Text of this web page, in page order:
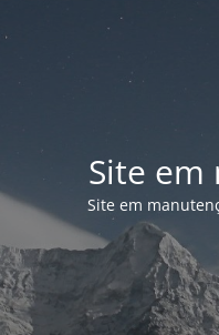
Site em
Site em